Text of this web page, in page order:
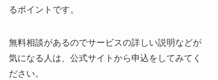
るポイントです。
無料相談があるのでサービスの詳しい説明などが
気になる人は、公式サイトから申込をしてみてく
ださい。